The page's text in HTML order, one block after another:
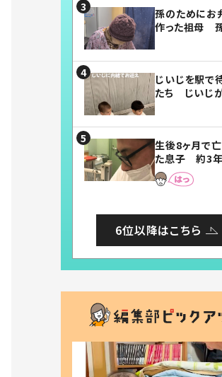
孫のためにお
作った祖母
じいじを駅で
たち じいじ
まらない」「
れる」
生後8ヶ月で亡
た息子 約3
後、当時の妻の
に書いてあっ
6位以降はこちら